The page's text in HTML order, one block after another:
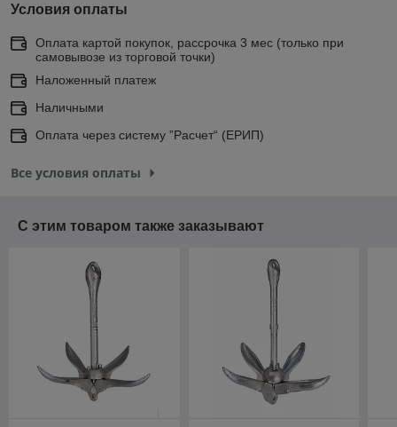
Условия оплаты
Оплата картой покупок, рассрочка 3 мес (только при
самовывозе из торговой точки)
Наложенный платеж
Наличными
Оплата через систему ”Расчет“ (ЕРИП)
Все условия оплаты
С этим товаром также заказывают